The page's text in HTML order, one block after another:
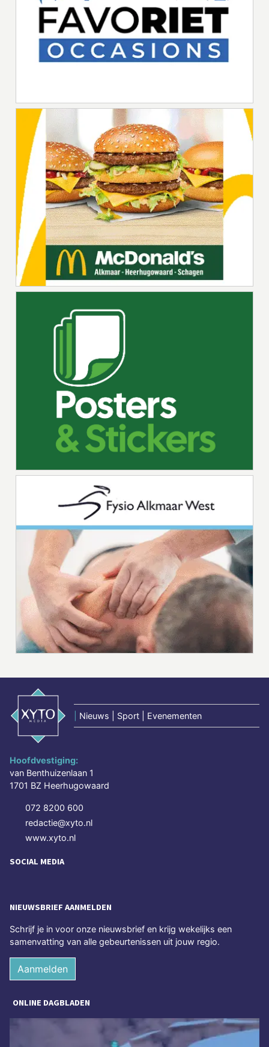
Nieuws | Sport | Evenementen
Hoofdvestiging:
van Benthuizenlaan 1
1701 BZ Heerhugowaard
072 8200 600
redactie@xyto.nl
www.xyto.nl
SOCIAL MEDIA
NIEUWSBRIEF AANMELDEN
Schrijf je in voor onze nieuwsbrief en krijg wekelijks een
samenvatting van alle gebeurtenissen uit jouw regio.
Aanmelden
ONLINE DAGBLADEN